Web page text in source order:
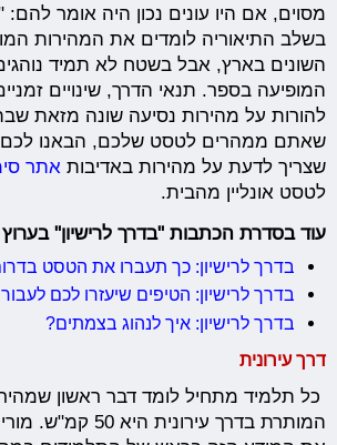
מסוים, אם היו עונים נכון היה אומר להם:
בשלב התיאוריה לומדים את המהירות
השונים בארץ, אבל בשטח לא תמיד
המופיעה בספר. תנאי הדרך, שינויים
להורות על מהירות נסיעה שונה מזאת
שאתם ממהרים לטסט שלכם, הבאנו
שצריך לדעת על מהירות באדיבות אתר
לטסט אונליין מהבית.
עוד בסדרת הכתבות "בדרך לרישיון" בערוץ
בדרך לרישיון: כך תעברו את הטסט
בדרך לרישיון: הטיפים שיעזרו לכם
בדרך לרישיון: איך לנהוג בצמתים?
דרך עירונית
כל תלמיד מתחיל לומד דבר ראשון
המותרת בדרך עירונית